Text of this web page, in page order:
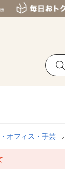
オフィス・手芸